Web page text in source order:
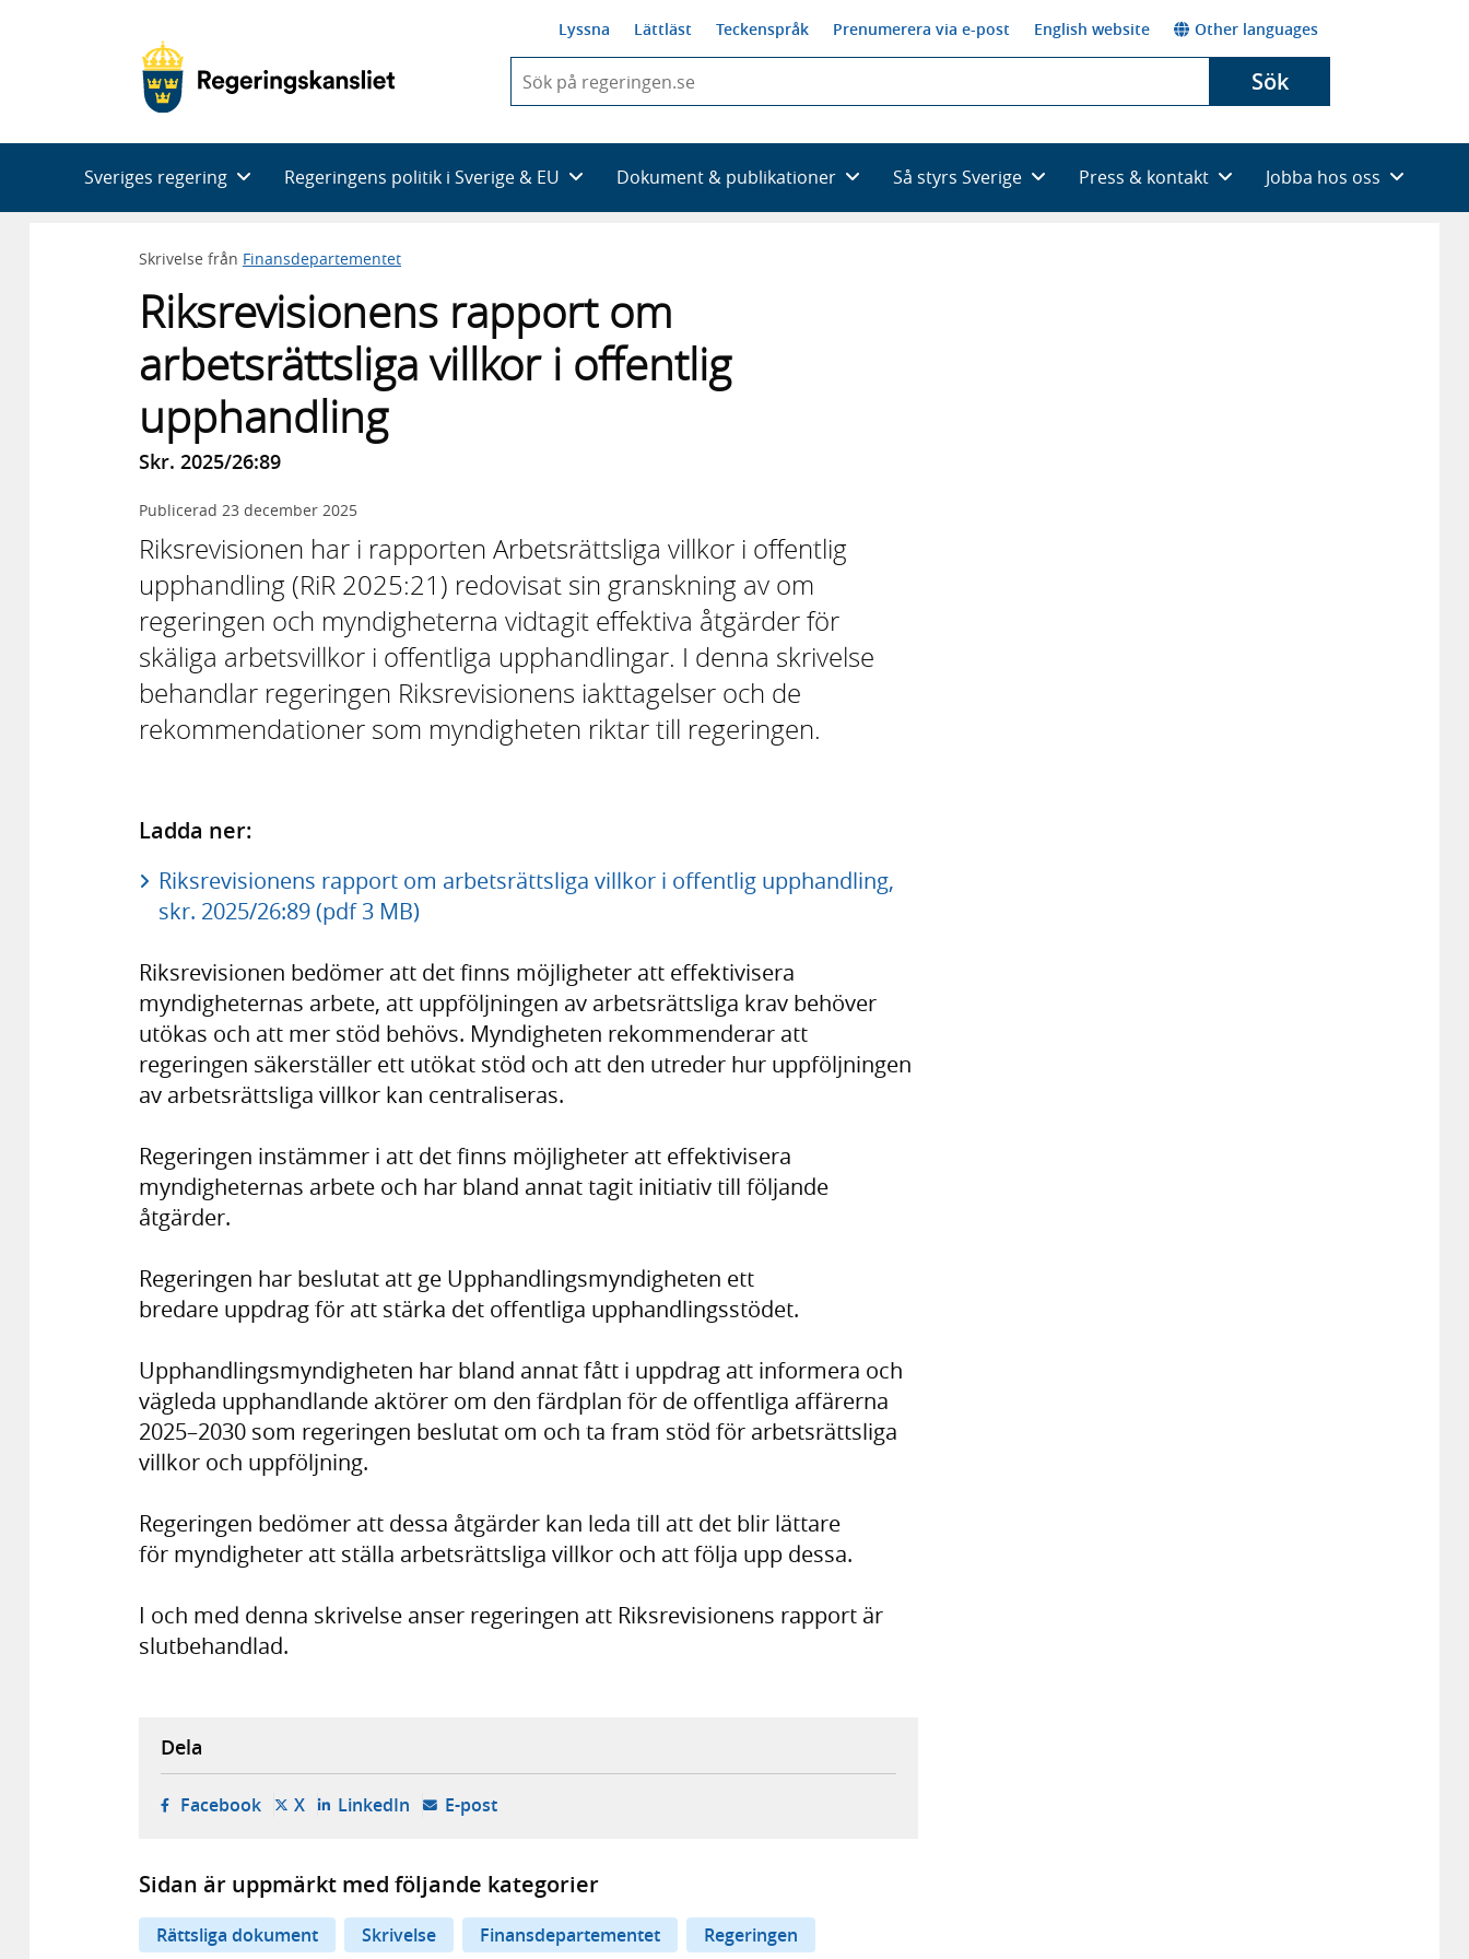
Lyssna Lättläst Teckenspråk Prenumerera via e-post English website Other languages
du
skriva
framträder
en
Sök
Sveriges regering Regeringens politik i Sverige & EU Dokument & publikationer Så styrs Sverige Press & kontakt Jobba hos oss
Skrivelse från Finansdepartementet
Riksrevisionens rapport om
arbetsrättsliga villkor i offentlig
upphandling
Skr. 2025/26:89
Publicerad 23 december 2025
Riksrevisionen har i rapporten Arbetsrättsliga villkor i offentlig
upphandling (RiR 2025:21) redovisat sin granskning av om
regeringen och myndigheterna vidtagit effektiva åtgärder för
skäliga arbetsvillkor i offentliga upphandlingar. I denna skrivelse
behandlar regeringen Riksrevisionens iakttagelser och de
rekommendationer som myndigheten riktar till regeringen.
Ladda ner:
Riksrevisionens rapport om arbetsrättsliga villkor i offentlig upphandling,
skr. 2025/26:89 (pdf 3 MB)
Riksrevisionen bedömer att det finns möjligheter att effektivisera
myndigheternas arbete, att uppföljningen av arbetsrättsliga krav behöver
utökas och att mer stöd behövs. Myndigheten rekommenderar att
regeringen säkerställer ett utökat stöd och att den utreder hur uppföljningen
av arbetsrättsliga villkor kan centraliseras.
Regeringen instämmer i att det finns möjligheter att effektivisera
myndigheternas arbete och har bland annat tagit initiativ till följande
åtgärder.
Regeringen har beslutat att ge Upphandlingsmyndigheten ett
bredare uppdrag för att stärka det offentliga upphandlingsstödet.
Upphandlingsmyndigheten har bland annat fått i uppdrag att informera och
vägleda upphandlande aktörer om den färdplan för de offentliga affärerna
2025–2030 som regeringen beslutat om och ta fram stöd för arbetsrättsliga
villkor och uppföljning.
Regeringen bedömer att dessa åtgärder kan leda till att det blir lättare
för myndigheter att ställa arbetsrättsliga villkor och att följa upp dessa.
I och med denna skrivelse anser regeringen att Riksrevisionens rapport är
slutbehandlad.
Dela
Facebook- öppnas i ny flik, extern webbplats,
X- öppnas i ny flik, extern webbplats,
LinkedIn- öppnas i ny flik, extern webbplats,
E-post- öppnar din e-postklient,
Sidan är uppmärkt med följande kategorier
Rättsliga dokument Skrivelse Finansdepartementet
Regeringen